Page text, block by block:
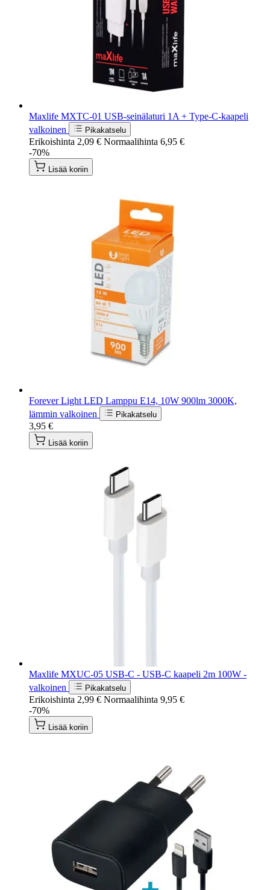
Maxlife MXTC-01 USB-seinälaturi 1A + Type-C-kaapeli
valkoinen
Pikakatselu
Erikoishinta 2,09 € Normaalihinta 6,95 €
-70%
Lisää koriin
Forever Light LED Lamppu E14, 10W 900lm 3000K,
lämmin valkoinen
Pikakatselu
3,95 €
Lisää koriin
Maxlife MXUC-05 USB-C - USB-C kaapeli 2m 100W -
valkoinen
Pikakatselu
Erikoishinta 2,99 € Normaalihinta 9,95 €
-70%
Lisää koriin